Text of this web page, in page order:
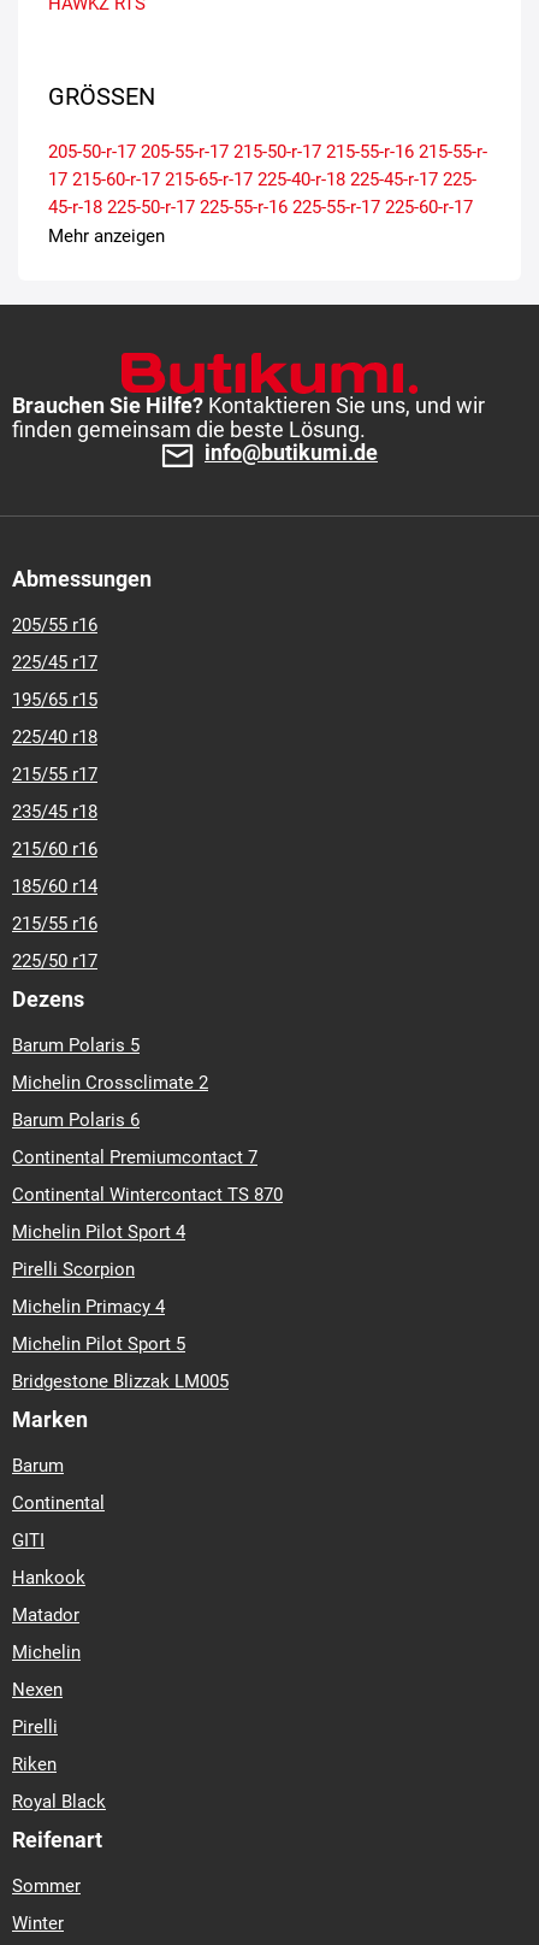
GRÖSSEN
205-50-r-17 205-55-r-17 215-50-r-17 215-55-r-16 215-55-r-
17 215-60-r-17 215-65-r-17 225-40-r-18 225-45-r-17 225-
45-r-18 225-50-r-17 225-55-r-16 225-55-r-17 225-60-r-17
225-65-r-17 235-55-r-17
Mehr anzeigen
Brauchen Sie Hilfe? Kontaktieren Sie uns, und wir
finden gemeinsam die beste Lösung.
info@butikumi.de
Abmessungen
205/55 r16
225/45 r17
195/65 r15
225/40 r18
215/55 r17
235/45 r18
215/60 r16
185/60 r14
215/55 r16
225/50 r17
Dezens
Barum Polaris 5
Michelin Crossclimate 2
Barum Polaris 6
Continental Premiumcontact 7
Continental Wintercontact TS 870
Michelin Pilot Sport 4
Pirelli Scorpion
Michelin Primacy 4
Michelin Pilot Sport 5
Bridgestone Blizzak LM005
Marken
Barum
Continental
GITI
Hankook
Matador
Michelin
Nexen
Pirelli
Riken
Royal Black
Reifenart
Sommer
Winter